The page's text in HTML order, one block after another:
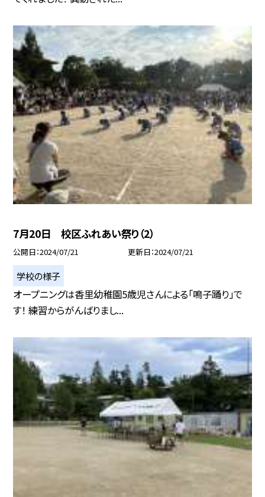
7月20日 校区ふれあい祭り（2）
公開日 2024/07/21 更新日 2024/07/21
学校の様子
オープニングは香里幼稚園5歳児さんによる「鳴子踊り」で
す！ 練習からがんばりまし...